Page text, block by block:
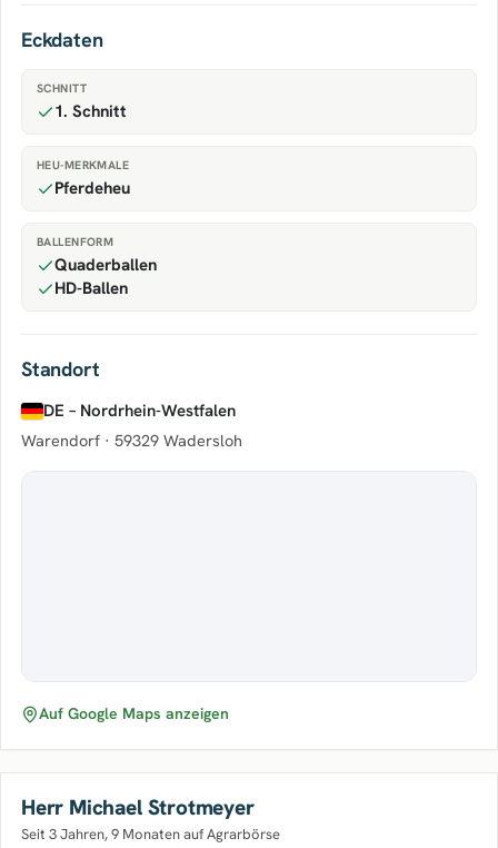
Eckdaten
SCHNITT
1. Schnitt
HEU-MERKMALE
Pferdeheu
BALLENFORM
Quaderballen
HD-Ballen
Standort
DE – Nordrhein-Westfalen
Warendorf · 59329 Wadersloh
Auf Google Maps anzeigen
Herr Michael Strotmeyer
Seit 3 Jahren, 9 Monaten auf Agrarbörse